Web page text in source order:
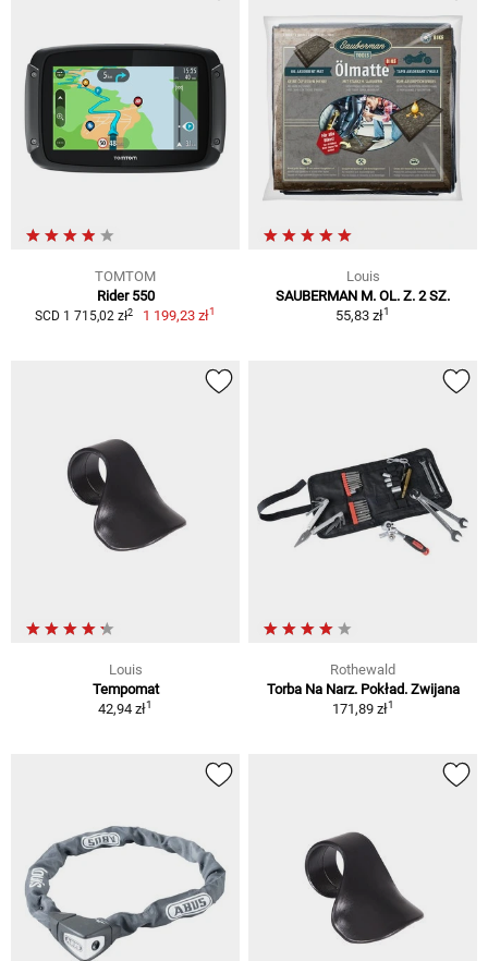
TOMTOM
Rider 550
SCD 1 715,02 zł2 1 199,23 zł1
Louis
SAUBERMAN M. OL. Z. 2 SZ.
55,83 zł1
Louis
Tempomat
42,94 zł1
Rothewald
Torba Na Narz. Pokład. Zwijana
171,89 zł1